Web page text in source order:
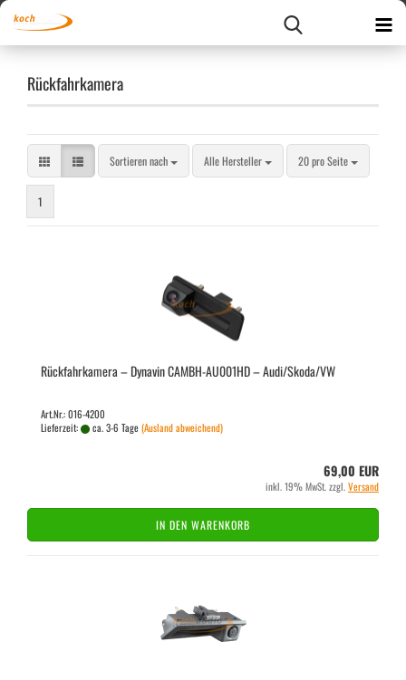
Rückfahrkamera
Sortieren nach
Sortieren nach Alle Hersteller 20 pro Seite
pro Seite
1
Rück­fahr­ka­me­ra – Dy­na­vin CAMBH-​​AU001HD – Audi/Skoda/VW
Art.Nr.: 016-4200
Lieferzeit:
ca. 3-6 Tage(Ausland abweichend)
69,00 EUR
inkl. 19% MwSt. zzgl.Versand
IN DEN WARENKORB